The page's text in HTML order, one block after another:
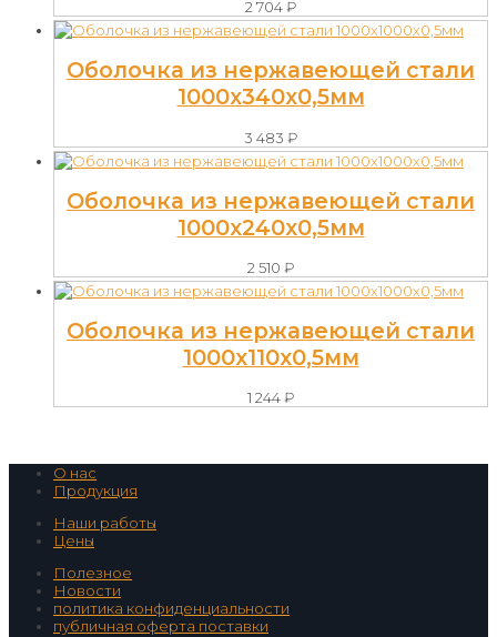
2 704₽
Оболочка из нержавеющей стали
1000х340х0,5мм
3 483 ₽
Оболочка из нержавеющей стали
1000х240х0,5мм
2 510 ₽
Оболочка из нержавеющей стали
1000х110х0,5мм
1 244₽
О нас
Продукция
Наши работы
Цены
Полезное
Новости
политика конфиденциальности
публичная оферта поставки